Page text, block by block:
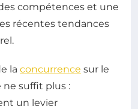
compétences et une
récentes tendances
la concurrence sur le
ne suffit plus :
un levier